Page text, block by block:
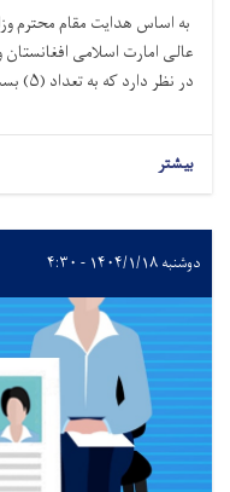
به اساس هدایت مقام محترم
عالی امارت اسلامی
در نظر دارد که به تعداد (۵) بست . . .
بیشتر
دوشنبه ۱۴۰۴/۱/۱۸ - ۴:۳۰